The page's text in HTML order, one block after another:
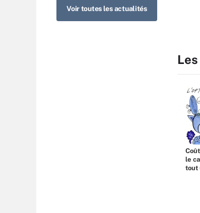
Voir toutes les actualités
le
tout